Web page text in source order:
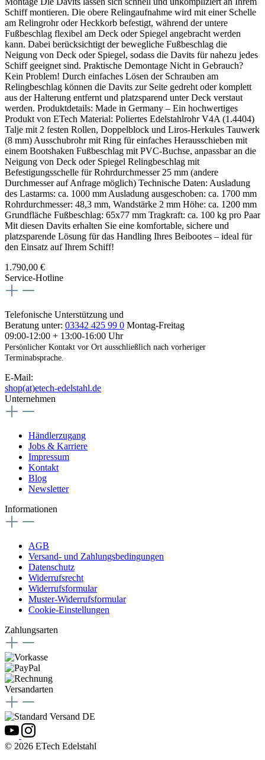
Schiff montieren. Die obere Relingaufnahme wird mit einer Schelle
am Relingrohr oder Heckkorb befestigt, während der untere
Fußbeschlag flexibel am Deck oder Spiegel angebracht werden
kann. Dabei berücksichtigt der bewegliche Fußbeschlag die
Neigung von Deck oder Spiegel, sodass die Davits für nahezu jedes
Schiff geeignet sind. Praktische Demontage Nicht in Gebrauch?
Kein Problem! Durch einfaches Lösen der Schrauben am
Relingbeschlag können die Davits zur Seite gedreht oder komplett
aus der Halterung entfernt und platzsparend unter Deck verstaut
werden. Produktdetails: Made in Germany – Ein hochwertiges
Produkt von ETech Material: Poliertes Edelstahlrohr V4A (1.4404)
Talje mit 2 festen Rollen, Doppelblock und Liros-Herkules Tauwerk
(8 mm) Ausschubrohr mit Ring für einfaches Herausschieben mit
einem Bootshaken Fußbeschlag mit PVC-Buchse, anpassbar an die
Neigung von Deck oder Spiegel Relingbeschlag mit
Befestigungsschelle für Rohrdurchmesser 25 mm (andere
Durchmesser auf Anfrage möglich) Technische Daten: Ausladung
des Lastarms: ca. 1000 mm Ausladung ausgeschoben: ca. 1700 mm
Rohrdurchmesser: 48,3 mm, Wandstärke 2 mm Höhe: ca. 1200 mm
Grundfläche Fußbeschlag: 65x77 mm Tragkraft: ca. 100 kg pro Paar
Mit diesen Davits erhalten Sie eine komfortable, sichere und
platzsparende Lösung für das Handling Ihres Beibootes – ideal für
den Einsatz auf Ihrem Schiff!
1.790,00 €
Service-Hotline
Telefonische Unterstützung und
Beratung unter: 03342 425 99 0 Montag-Freitag
09:00-12:00 + 13:00-16:00 Uhr
Persönlicher Kontakt vor Ort ausschließlich nach vorheriger
Terminabsprache.
E-Mail:
shop(at)etech-edelstahl.de
Unternehmen
Händlerzugang
Jobs & Karriere
Impressum
Kontakt
Blog
Newsletter
Informationen
AGB
Versand- und Zahlungsbedingungen
Datenschutz
Widerrufsrecht
Widerrufsformular
Muster-Widerrufsformular
Cookie-Einstellungen
Zahlungsarten
Versandarten
© 2026 ETech Edelstahl